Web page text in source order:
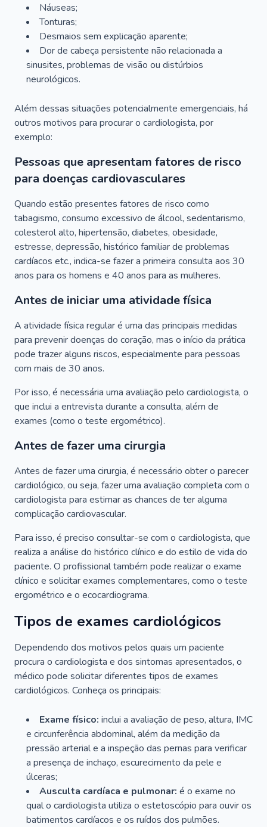
Náuseas;
Tonturas;
Desmaios sem explicação aparente;
Dor de cabeça persistente não relacionada a
sinusites, problemas de visão ou distúrbios
neurológicos.
Além dessas situações potencialmente emergenciais, há
outros motivos para procurar o cardiologista, por
exemplo:
Pessoas que apresentam fatores de risco
para doenças cardiovasculares
Quando estão presentes fatores de risco como
tabagismo, consumo excessivo de álcool, sedentarismo,
colesterol alto, hipertensão, diabetes, obesidade,
estresse, depressão, histórico familiar de problemas
cardíacos etc., indica-se fazer a primeira consulta aos 30
anos para os homens e 40 anos para as mulheres.
Antes de iniciar uma atividade física
A atividade física regular é uma das principais medidas
para prevenir doenças do coração, mas o início da prática
pode trazer alguns riscos, especialmente para pessoas
com mais de 30 anos.
Por isso, é necessária uma avaliação pelo cardiologista, o
que inclui a entrevista durante a consulta, além de
exames (como o teste ergométrico).
Antes de fazer uma cirurgia
Antes de fazer uma cirurgia, é necessário obter o parecer
cardiológico, ou seja, fazer uma avaliação completa com o
cardiologista para estimar as chances de ter alguma
complicação cardiovascular.
Para isso, é preciso consultar-se com o cardiologista, que
realiza a análise do histórico clínico e do estilo de vida do
paciente. O profissional também pode realizar o exame
clínico e solicitar exames complementares, como o teste
ergométrico e o ecocardiograma.
Tipos de exames cardiológicos
Dependendo dos motivos pelos quais um paciente
procura o cardiologista e dos sintomas apresentados, o
médico pode solicitar diferentes tipos de exames
cardiológicos. Conheça os principais:
Exame físico: inclui a avaliação de peso, altura, IMC
e circunferência abdominal, além da medição da
pressão arterial e a inspeção das pernas para verificar
a presença de inchaço, escurecimento da pele e
úlceras;
Ausculta cardíaca e pulmonar: é o exame no
qual o cardiologista utiliza o estetoscópio para ouvir os
batimentos cardíacos e os ruídos dos pulmões.